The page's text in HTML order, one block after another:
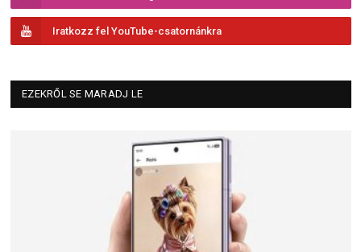
Iratkozz fel YouTube-csatornánkra
EZEKRŐL SE MARADJ LE